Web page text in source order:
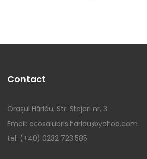
Contact
Orașul Hârlău, Str. Stejari nr. 3
Email: ecosalubris.harlau@yahoo.com
tel: (+40) 0232 723 585